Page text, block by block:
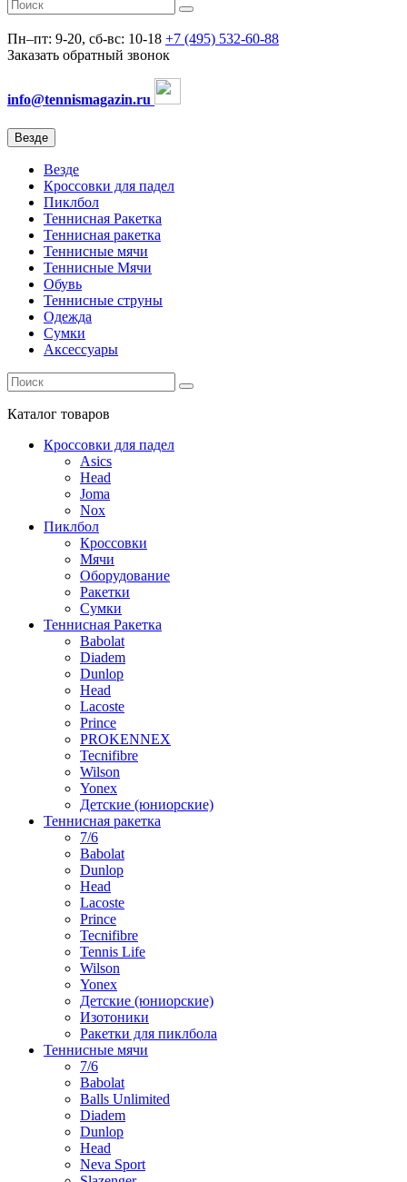
Пн–пт: 9-20, сб-вс: 10-18 +7 (495) 532-60-88
Заказать обратный звонок
info@tennismagazin.ru
Везде
Везде
Кроссовки для падел
Пиклбол
Теннисная Ракетка
Теннисная ракетка
Теннисные мячи
Теннисные Мячи
Обувь
Теннисные струны
Одежда
Сумки
Аксессуары
Каталог товаров
Кроссовки для падел
Asics
Head
Joma
Nox
Пиклбол
Кроссовки
Мячи
Оборудование
Ракетки
Сумки
Теннисная Ракетка
Babolat
Diadem
Dunlop
Head
Lacoste
Prince
PROKENNEX
Tecnifibre
Wilson
Yonex
Детские (юниорские)
Теннисная ракетка
7/6
Babolat
Dunlop
Head
Lacoste
Prince
Tecnifibre
Tennis Life
Wilson
Yonex
Детские (юниорские)
Изотоники
Ракетки для пиклбола
Теннисные мячи
7/6
Babolat
Balls Unlimited
Diadem
Dunlop
Head
Neva Sport